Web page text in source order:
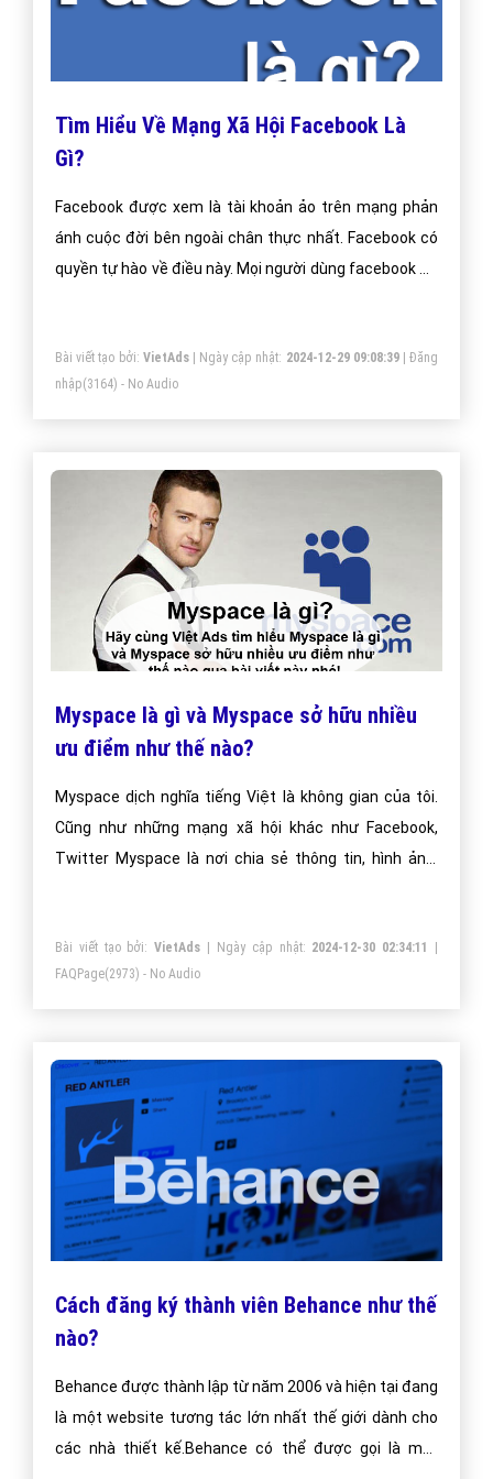
Tìm Hiểu Về Mạng Xã Hội Facebook Là
Gì?
Facebook được xem là tài khoản ảo trên mạng phản
ánh cuộc đời bên ngoài chân thực nhất. Facebook có
quyền tự hào về điều này. Mọi người dùng facebook để
Dùng facebook để chia vui, tán gấu với bạn bè. Những
người cao thủ hơn thì dùng facebook để phục vụ mục
đích kinh doanh, quảng bá.
Bài viết tạo bởi: VietAds| Ngày cập nhật: 2024-12-29 09:08:39|Đăng
nhập(3164) - No Audio
Myspace là gì và Myspace sở hữu nhiều
ưu điểm như thế nào?
Myspace dịch nghĩa tiếng Việt là không gian của tôi.
Cũng như những mạng xã hội khác như Facebook,
Twitter Myspace là nơi chia sẻ thông tin, hình ảnh,
Bài viết tạo bởi:VietAds | Ngày cập nhật: 2024-12-30 02:34:11
FAQPage(2973) - No Audio
Cách đăng ký thành viên Behance như thế
nào?
Behance được thành lập từ năm 2006 và hiện tại đang
là một website tương tác lớn nhất thế giới dành cho
các nhà thiết kế.Behance có thể được gọi là một